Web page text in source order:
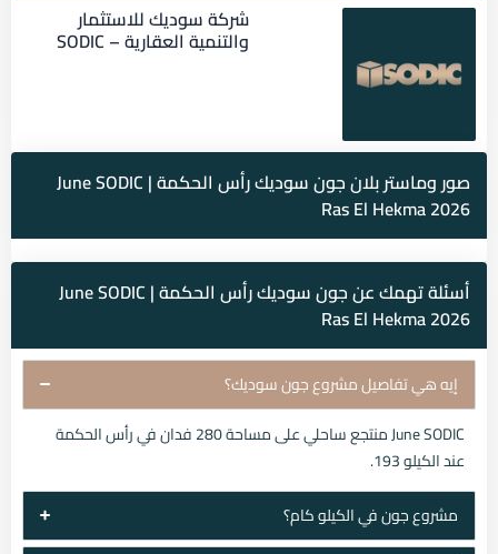
شركة سوديك للاستثمار
والتنمية العقارية – SODIC
صور وماستر بلان جون سوديك رأس الحكمة | June SODIC
Ras El Hekma 2026
أسئلة تهمك عن جون سوديك رأس الحكمة | June SODIC
Ras El Hekma 2026
إيه هي تفاصيل مشروع جون سوديك؟
June SODIC منتجع ساحلي على مساحة 280 فدان في رأس الحكمة
عند الكيلو 193.
مشروع جون في الكيلو كام؟